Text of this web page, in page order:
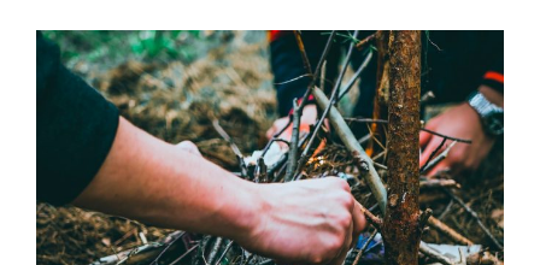
VOYAGE
COUVRE
LES
FRAIS
MÉDICAUX
EN
FRANCE
POUR
LES
EXPATRIÉS